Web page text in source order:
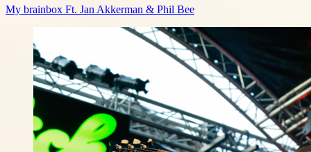
My brainbox Ft. Jan Akkerman & Phil Bee